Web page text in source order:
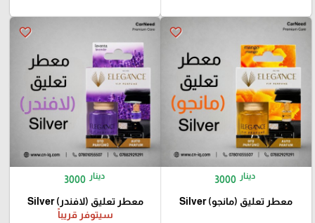
favorite_border
3000 دينار
معطر تعليق (مانجو) Silver
favorite_border
3000 دينار
معطر تعليق (لافندر) Silver
سيتوفر قريباً